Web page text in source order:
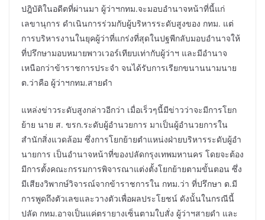
ปฎิบัติในอดีตที่ผ่านมา ผู้ว่าฯกทม.จะมอบอำนาจหน้าที่นี้แก่
เลขานุการ ดำเนินการร่วมกับผู้บริหารระดับสูงของ กทม. แต่
การบริหารงานในยุคผู้ว่าที่แกร่งที่สุดในปฐพีกลับมอบอำนาจให้
ที่ปรึกษามอบหมายพาวเวอร์เทียบเท่ากับผู้ว่าฯ และมีอำนาจ
เหนือกว่าข้าราชการประจำ จนได้รับการเรียกขนานนามนาย
ต.ว่าคือ ผู้ว่าฯกทม.สายดำ
แหล่งข่าวระดับสูงกล่าวอีกว่า เมื่อเร็วๆนี้มีข่าวว่าจะมีการโยก
ย้าย นาย ส. ขรก.ระดับผู้อำนวยการ มาเป็นผู้อำนวยการใน
สำนักสิ่งแวดล้อม ซึ่งการโยกย้ายตำแหน่งฝ่ายบริหารระดับผู้อำ
นายการ เป็นอำนาจหน้าที่ของปลัดกรุงเทพมหานคร โดยจะต้อง
มีการตั้งคณะกรรมการพิจารณาแต่งตั้งโยกย้ายตามขั้นตอน ซึ่ง
มีเสียงวิพากษ์วิจารณ์จากข้าราชการใน กทม.ว่า ที่ปรึกษา ต.มี
การพูดถึงตัวเลขและวางตัวเพื่อผลประโยชน์ ดังนั้นในกรณีนี้
ปลัด กทม.อาจเป็นแค่ตรายางเซ็นตามใบสั่ง ผู้ว่าฯสายดำ และ